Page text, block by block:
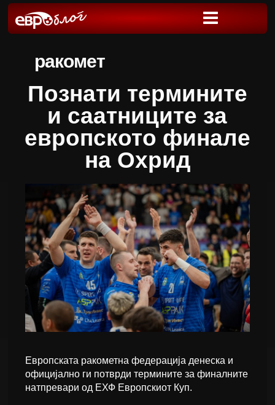
ракомет
Познати термините
и саатниците за
европското финале
на Охрид
Европската ракометна федерација денеска и
официјално ги потврди термините за финалните
натпревари од ЕХФ Европскиот Куп.